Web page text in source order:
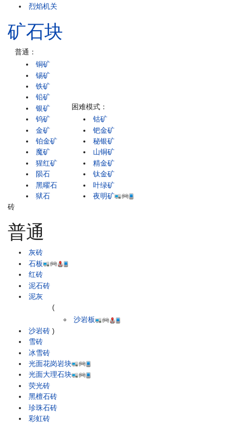
烈焰机关
矿石块
普通：
铜矿
锡矿
铁矿
铅矿
银矿
钨矿
金矿
铂金矿
魔矿
猩红矿
陨石
黑曜石
狱石
困难模式：
钴矿
钯金矿
秘银矿
山铜矿
精金矿
钛金矿
叶绿矿
夜明矿
砖
普通
灰砖
石板
红砖
泥石砖
泥灰
沙岩砖
(
沙岩板
)
雪砖
冰雪砖
光面花岗岩块
光面大理石块
荧光砖
黑檀石砖
珍珠石砖
彩虹砖